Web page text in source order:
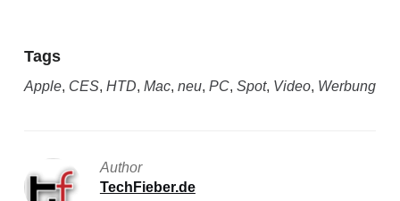
Tags
Apple, CES, HTD, Mac, neu, PC, Spot, Video, Werbung
Author
TechFieber.de